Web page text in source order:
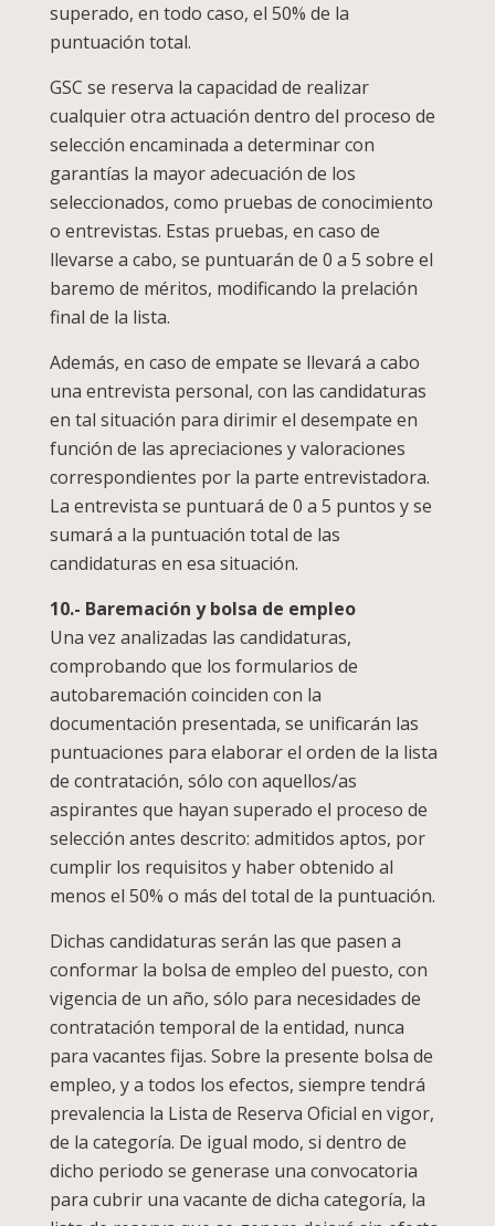
superado, en todo caso, el 50% de la
puntuación total.
GSC se reserva la capacidad de realizar
cualquier otra actuación dentro del proceso de
selección encaminada a determinar con
garantías la mayor adecuación de los
seleccionados, como pruebas de conocimiento
o entrevistas. Estas pruebas, en caso de
llevarse a cabo, se puntuarán de 0 a 5 sobre el
baremo de méritos, modificando la prelación
final de la lista.
Además, en caso de empate se llevará a cabo
una entrevista personal, con las candidaturas
en tal situación para dirimir el desempate en
función de las apreciaciones y valoraciones
correspondientes por la parte entrevistadora.
La entrevista se puntuará de 0 a 5 puntos y se
sumará a la puntuación total de las
candidaturas en esa situación.
10.- Baremación y bolsa de empleo
Una vez analizadas las candidaturas,
comprobando que los formularios de
autobaremación coinciden con la
documentación presentada, se unificarán las
puntuaciones para elaborar el orden de la lista
de contratación, sólo con aquellos/as
aspirantes que hayan superado el proceso de
selección antes descrito: admitidos aptos, por
cumplir los requisitos y haber obtenido al
menos el 50% o más del total de la puntuación.
Dichas candidaturas serán las que pasen a
conformar la bolsa de empleo del puesto, con
vigencia de un año, sólo para necesidades de
contratación temporal de la entidad, nunca
para vacantes fijas. Sobre la presente bolsa de
empleo, y a todos los efectos, siempre tendrá
prevalencia la Lista de Reserva Oficial en vigor,
de la categoría. De igual modo, si dentro de
dicho periodo se generase una convocatoria
para cubrir una vacante de dicha categoría, la